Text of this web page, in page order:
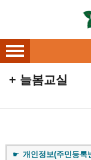
늘봄교실
개인정보(주민등록